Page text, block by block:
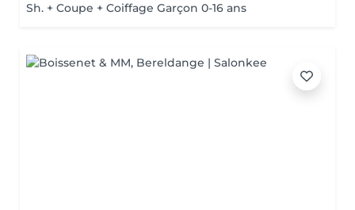
Sh. + Coupe + Coiffage Garçon 0-16 ans